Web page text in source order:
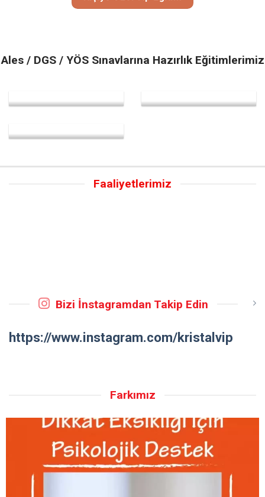
Ales / DGS / YÖS Sınavlarına Hazırlık Eğitimlerimiz
Faaliyetlerimiz
Bizi İnstagramdan Takip Edin
https://www.instagram.com/kristalvip
Farkımız